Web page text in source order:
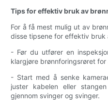
Tips for effektiv bruk av
For å få mest mulig ut av
disse tipsene for effektiv bruk
- Før du utfører en
klargjøre brønnforingsrøret
- Start med å senke
juster kabelen eller
gjennom svinger og svinger.